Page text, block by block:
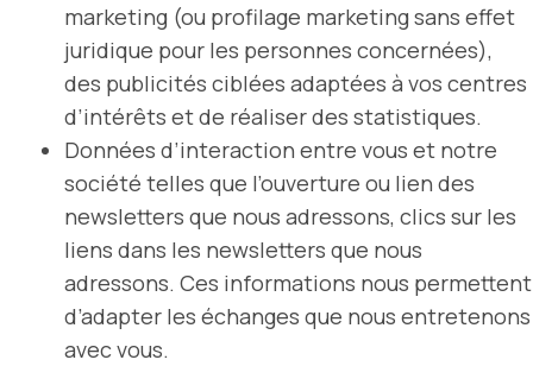
marketing (ou profilage marketing sans effet
juridique pour les personnes concernées),
des publicités ciblées adaptées à vos centres
d’intérêts et de réaliser des statistiques.
Données d’interaction entre vous et notre
société telles que l’ouverture ou lien des
newsletters que nous adressons, clics sur les
liens dans les newsletters que nous
adressons. Ces informations nous permettent
d’adapter les échanges que nous entretenons
avec vous.